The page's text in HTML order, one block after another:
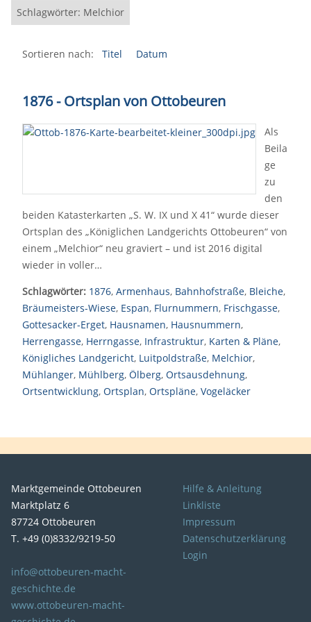
Schlagwörter: Melchior
Sortieren nach: Titel Datum
1876 - Ortsplan von Ottobeuren
Als
Beila
ge
zu
den
beiden Katasterkarten „S. W. IX und X 41“ wurde dieser
Ortsplan des „Königlichen Landgerichts Ottobeuren“ von
einem „Melchior“ neu graviert – und ist 2016 digital
wieder in voller…
Schlagwörter: 1876, Armenhaus, Bahnhofstraße, Bleiche,
Bräumeisters-Wiese, Espan, Flurnummern, Frischgasse,
Gottesacker-Erget, Hausnamen, Hausnummern,
Herrengasse, Herrngasse, Infrastruktur, Karten & Pläne,
Königliches Landgericht, Luitpoldstraße, Melchior,
Mühlanger, Mühlberg, Ölberg, Ortsausdehnung,
Ortsentwicklung, Ortsplan, Ortspläne, Vogeläcker
Marktgemeinde Ottobeuren
Marktplatz 6
87724 Ottobeuren
T. +49 (0)8332/9219-50
info@ottobeuren-macht-
geschichte.de
www.ottobeuren-macht-
Hilfe & Anleitung
Linkliste
Impressum
Datenschutzerklärung
Login